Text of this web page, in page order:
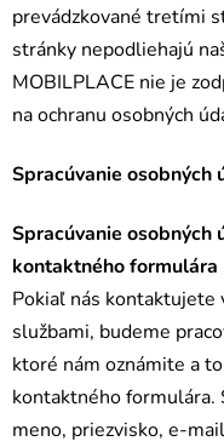
prevádzkované tretími
stránky nepodliehajú
MOBILPLACE nie je
na ochranu osobných
Spracúvanie osobných
Spracúvanie osobných
kontaktného formulára
Pokiaľ nás
službami, budeme
ktoré nám oznámite a
kontaktného formulára.
meno, priezvisko, e-